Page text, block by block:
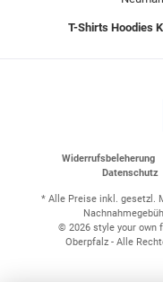
T-Shirts Hoodies
Widerrufsbeleherung
Datenschutz
* Alle Preise inkl. gesetzl.
© 2026 style your own
Oberpfalz - Alle